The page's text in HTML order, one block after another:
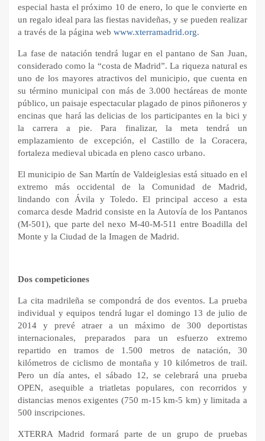
especial hasta el próximo 10 de enero, lo que le convierte en
un regalo ideal para las fiestas navideñas, y se pueden realizar
a través de la página web www.xterramadrid.org.
La fase de natación tendrá lugar en el pantano de San Juan,
considerado como la “costa de Madrid”. La riqueza natural es
uno de los mayores atractivos del municipio, que cuenta en
su término municipal con más de 3.000 hectáreas de monte
público, un paisaje espectacular plagado de pinos piñoneros y
encinas que hará las delicias de los participantes en la bici y
la carrera a pie. Para finalizar, la meta tendrá un
emplazamiento de excepción, el Castillo de la Coracera,
fortaleza medieval ubicada en pleno casco urbano.
El municipio de San Martín de Valdeiglesias está situado en el
extremo más occidental de la Comunidad de Madrid,
lindando con Ávila y Toledo. El principal acceso a esta
comarca desde Madrid consiste en la Autovía de los Pantanos
(M-501), que parte del nexo M-40-M-511 entre Boadilla del
Monte y la Ciudad de la Imagen de Madrid.
Dos competiciones
La cita madrileña se compondrá de dos eventos. La prueba
individual y equipos tendrá lugar el domingo 13 de julio de
2014 y prevé atraer a un máximo de 300 deportistas
internacionales, preparados para un esfuerzo extremo
repartido en tramos de 1.500 metros de natación, 30
kilómetros de ciclismo de montaña y 10 kilómetros de trail.
Pero un día antes, el sábado 12, se celebrará una prueba
OPEN, asequible a triatletas populares, con recorridos y
distancias menos exigentes (750 m-15 km-5 km) y limitada a
500 inscripciones.
XTERRA Madrid formará parte de un grupo de pruebas